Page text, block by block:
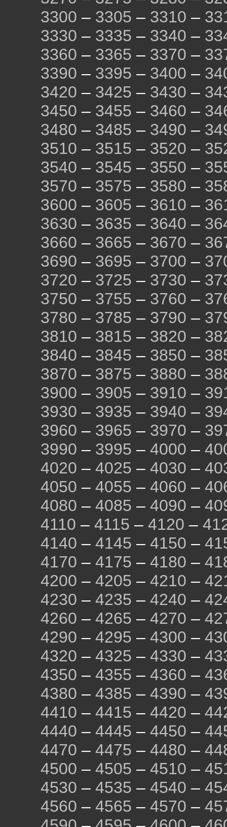
3300 – 3305 – 3310 –
3330 – 3335 – 3340 –
3360 – 3365 – 3370 –
3390 – 3395 – 3400 –
3420 – 3425 – 3430 –
3450 – 3455 – 3460 –
3480 – 3485 – 3490 –
3510 – 3515 – 3520 –
3540 – 3545 – 3550 –
3570 – 3575 – 3580 –
3600 – 3605 – 3610 –
3630 – 3635 – 3640 –
3660 – 3665 – 3670 –
3690 – 3695 – 3700 –
3720 – 3725 – 3730 –
3750 – 3755 – 3760 –
3780 – 3785 – 3790 –
3810 – 3815 – 3820 –
3840 – 3845 – 3850 –
3870 – 3875 – 3880 –
3900 – 3905 – 3910 –
3930 – 3935 – 3940 –
3960 – 3965 – 3970 –
3990 – 3995 – 4000 –
4020 – 4025 – 4030 –
4050 – 4055 – 4060 –
4080 – 4085 – 4090 –
4110 – 4115 – 4120 –
4140 – 4145 – 4150 –
4170 – 4175 – 4180 –
4200 – 4205 – 4210 –
4230 – 4235 – 4240 –
4260 – 4265 – 4270 –
4290 – 4295 – 4300 –
4320 – 4325 – 4330 –
4350 – 4355 – 4360 –
4380 – 4385 – 4390 –
4410 – 4415 – 4420 –
4440 – 4445 – 4450 –
4470 – 4475 – 4480 –
4500 – 4505 – 4510 –
4530 – 4535 – 4540 –
4560 – 4565 – 4570 –